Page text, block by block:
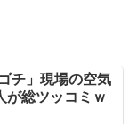
チ」現場の空気
が総ツッコミｗ